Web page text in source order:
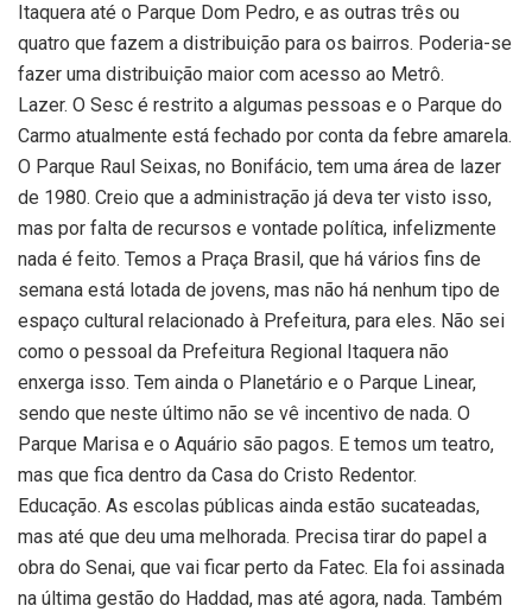
Itaquera até o Parque Dom Pedro, e as outras três ou
quatro que fazem a distribuição para os bairros. Poderia-se
fazer uma distribuição maior com acesso ao Metrô.
Lazer. O Sesc é restrito a algumas pessoas e o Parque do
Carmo atualmente está fechado por conta da febre amarela.
O Parque Raul Seixas, no Bonifácio, tem uma área de lazer
de 1980. Creio que a administração já deva ter visto isso,
mas por falta de recursos e vontade política, infelizmente
nada é feito. Temos a Praça Brasil, que há vários fins de
semana está lotada de jovens, mas não há nenhum tipo de
espaço cultural relacionado à Prefeitura, para eles. Não sei
como o pessoal da Prefeitura Regional Itaquera não
enxerga isso. Tem ainda o Planetário e o Parque Linear,
sendo que neste último não se vê incentivo de nada. O
Parque Marisa e o Aquário são pagos. E temos um teatro,
mas que fica dentro da Casa do Cristo Redentor.
Educação. As escolas públicas ainda estão sucateadas,
mas até que deu uma melhorada. Precisa tirar do papel a
obra do Senai, que vai ficar perto da Fatec. Ela foi assinada
na última gestão do Haddad, mas até agora, nada. Também